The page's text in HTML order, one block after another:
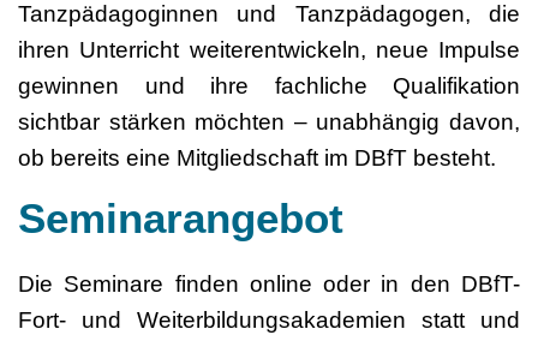
Tanzpädagoginnen und Tanzpädagogen, die
ihren Unterricht weiterentwickeln, neue Impulse
gewinnen und ihre fachliche Qualifikation
sichtbar stärken möchten – unabhängig davon,
ob bereits eine Mitgliedschaft im DBfT besteht.
Seminarangebot
Die Seminare finden online oder in den DBfT-
Fort- und Weiterbildungsakademien statt und